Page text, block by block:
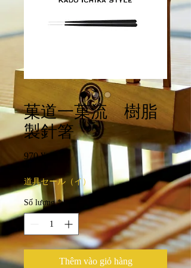
菓道一菓流 樹脂
製針箸
970 ¥Giá
道具セール（イ）
Số lượng *
Thêm vào giỏ hàng